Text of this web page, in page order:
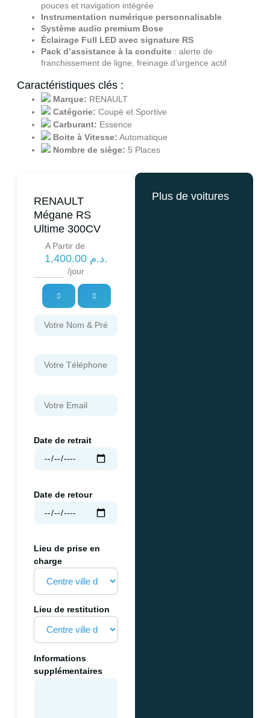
RENAULT
Mégane RS
Ultime 300CV
A Partir de
1,400.00 د.م.
/jour
Date de retrait
Date de retour
Lieu de prise en
charge
Lieu de restitution
Informations
supplémentaires
Plus de voitures
pouces et navigation intégrée
Instrumentation numérique personnalisable
Système audio premium Bose
Éclairage Full LED avec signature RS
Pack d’assistance à la conduite : alerte de
franchissement de ligne, freinage d’urgence actif
Caractéristiques clés :
Marque: RENAULT
Catégorie: Coupé et Sportive
Carburant: Essence
Boite à Vitesse: Automatique
Nombre de siège: 5 Places